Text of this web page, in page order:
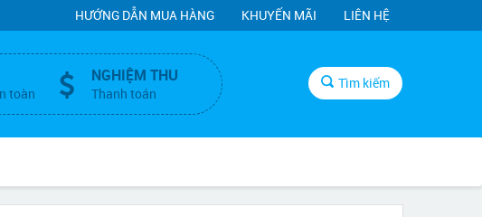
HƯỚNG DẪN MUA HÀNG KHUYẾN MÃI LIÊN HỆ
toàn
NGHIỆM THU
Thanh toán
Tìm kiếm